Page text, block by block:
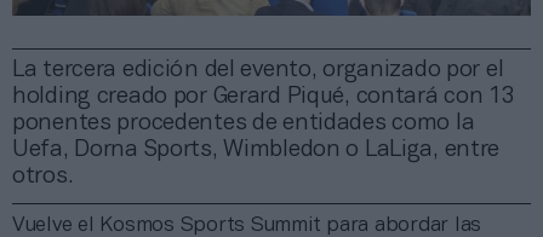
La tercera edición del evento, organizado por el
holding creado por Gerard Piqué, contará con 13
ponentes procedentes de entidades como la
Uefa, Dorna Sports, Wimbledon o LaLiga, entre
otros.
Vuelve el Kosmos Sports Summit para abordar las